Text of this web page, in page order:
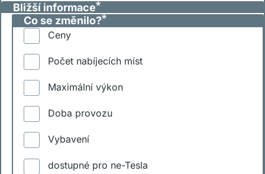
Bližší informace
Co se změnilo?
Ceny
Počet nabíjecích míst
Maximální výkon
Doba provozu
Vybavení
dostupné pro ne-Tesla